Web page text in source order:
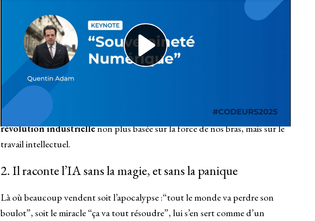
1. Il commence par un tabou : “Nous sommes riches” et il
explique pourquoi
Dans une période de déclassement ressenti, d’inégalités visibles, de fatigue
collective, il ose une phrase qui surprend :l’Europe est riche
remonte loin : industrialisation, commodités, automatisation, outils de
production. Ce n’est pas de la nostalgie : c’est une rampe de lancement. Parce
que sa thèse est simple, et redoutable :
nous vivons une nouvelle
révolution industriellenon plus basée sur la force de nos bras, mais sur le
travail intellectuel.
2. Il raconte l’IA sans la magie, et sans la panique
Là où beaucoup vendent soit l’apocalypse :“tout le monde va perdre son
boulot”, soit le miracle “ça va tout résoudre”, lui s’en sert comme d’un